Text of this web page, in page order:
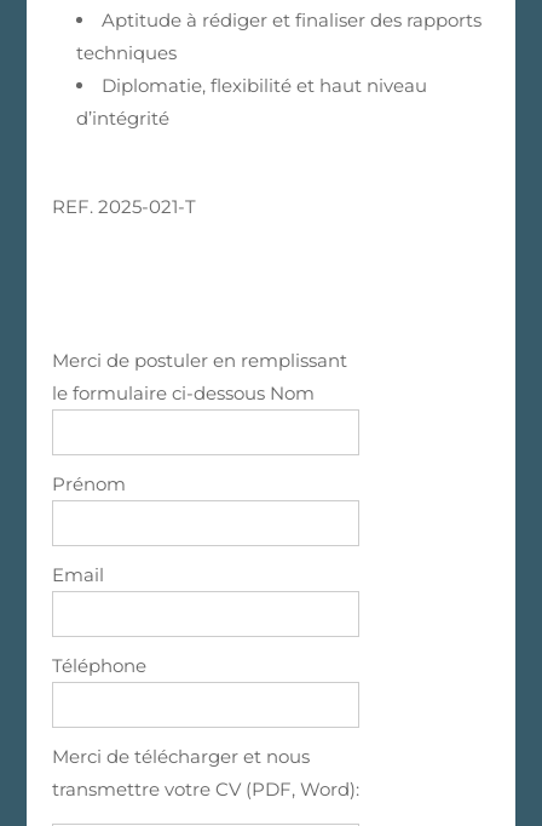
Aptitude à rédiger et finaliser des rapports
techniques
Diplomatie, flexibilité et haut niveau
d’intégrité
REF. 2025-021-T
Merci de postuler en remplissant
le formulaire ci-dessous Nom
Prénom
Email
Téléphone
Merci de télécharger et nous
transmettre votre CV (PDF, Word):